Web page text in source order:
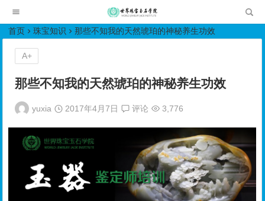
首页 珠宝知识 那些不知我的天然琥珀的神秘养生功效
那些不知我的天然琥珀的神秘养生功效
yuxia 2017年4月7日 评论 3,776
A+